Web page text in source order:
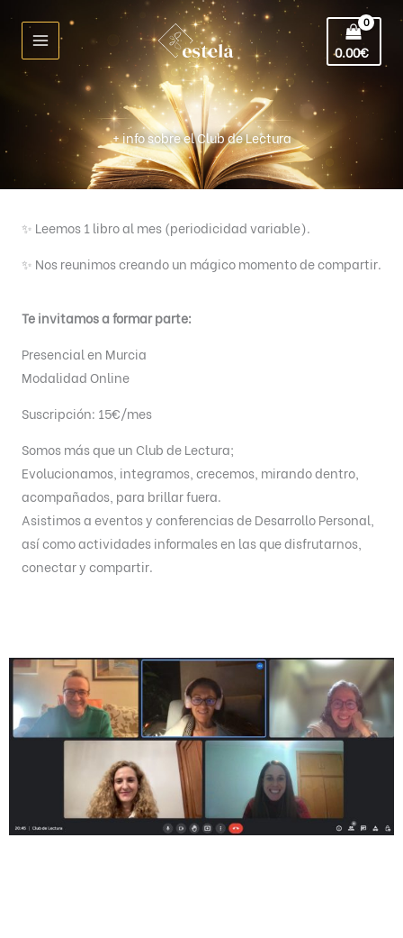
contenido
0.00€
+ info sobre el Club de Lectura
✨ Leemos 1 libro al mes (periodicidad variable).
✨ Nos reunimos creando un mágico momento de compartir.
Te invitamos a formar parte:
Presencial en Murcia
Modalidad Online
Suscripción: 15€/mes
Somos más que un Club de Lectura;
Evolucionamos, integramos, crecemos, mirando dentro,
acompañados, para brillar fuera.
Asistimos a eventos y conferencias de Desarrollo Personal,
así como actividades informales en las que disfrutarnos,
conectar y compartir.